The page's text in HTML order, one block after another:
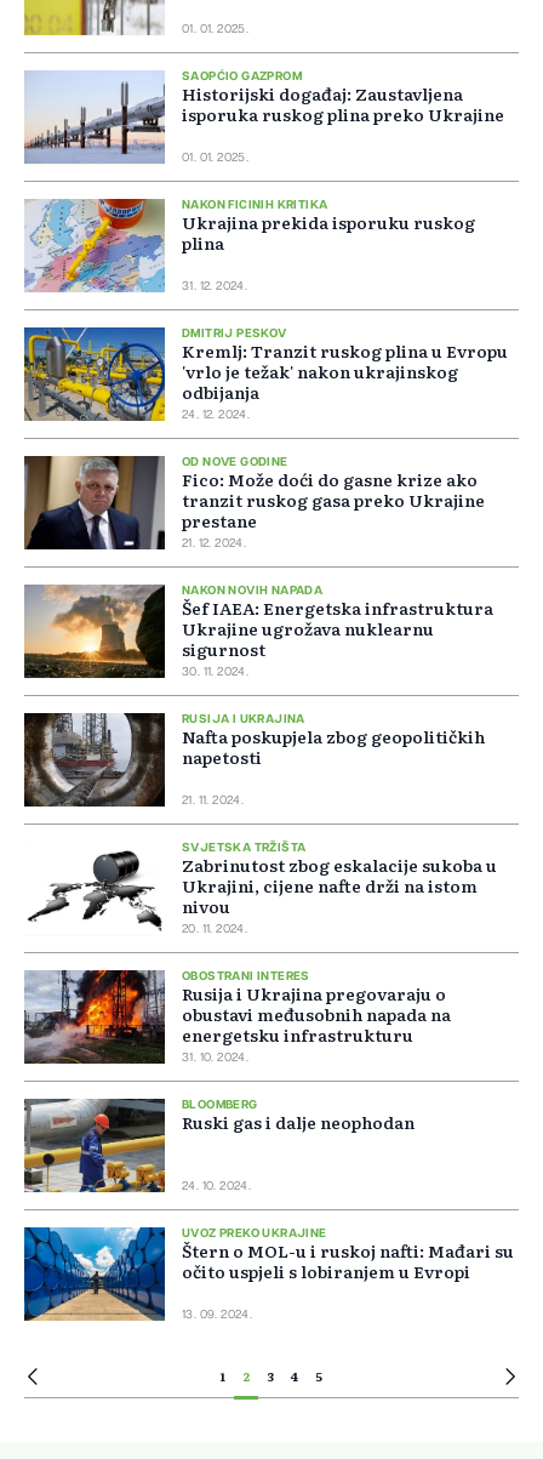
01. 01. 2025.
SAOPĆIO GAZPROM
Historijski događaj: Zaustavljena
isporuka ruskog plina preko Ukrajine
01. 01. 2025.
NAKON FICINIH KRITIKA
Ukrajina prekida isporuku ruskog
plina
31. 12. 2024.
DMITRIJ PESKOV
Kremlj: Tranzit ruskog plina u Evropu
'vrlo je težak' nakon ukrajinskog
odbijanja
24. 12. 2024.
OD NOVE GODINE
Fico: Može doći do gasne krize ako
tranzit ruskog gasa preko Ukrajine
prestane
21. 12. 2024.
NAKON NOVIH NAPADA
Šef IAEA: Energetska infrastruktura
Ukrajine ugrožava nuklearnu
sigurnost
30. 11. 2024.
RUSIJA I UKRAJINA
Nafta poskupjela zbog geopolitičkih
napetosti
21. 11. 2024.
SVJETSKA TRŽIŠTA
Zabrinutost zbog eskalacije sukoba u
Ukrajini, cijene nafte drži na istom
nivou
20. 11. 2024.
OBOSTRANI INTERES
Rusija i Ukrajina pregovaraju o
obustavi međusobnih napada na
energetsku infrastrukturu
31. 10. 2024.
BLOOMBERG
Ruski gas i dalje neophodan
24. 10. 2024.
UVOZ PREKO UKRAJINE
Štern o MOL-u i ruskoj nafti: Mađari su
očito uspjeli s lobiranjem u Evropi
13. 09. 2024.
1 2 3 4 5